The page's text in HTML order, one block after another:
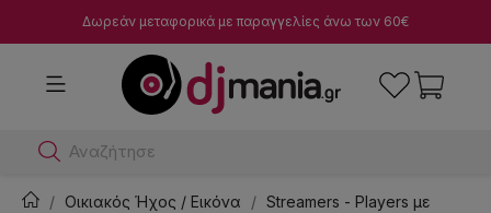
Δωρεάν μεταφορικά με παραγγελίες άνω των 60€
Αναζήτησε dj μίκτες
Οικιακός Ήχος / Εικόνα
Streamers - Players με